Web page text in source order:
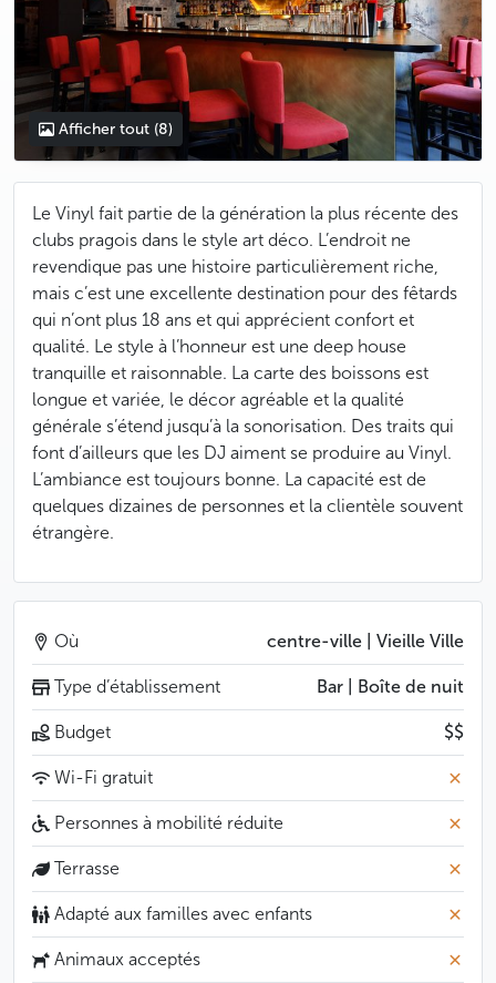
Afficher tout (8)
Le Vinyl fait partie de la génération la plus récente des
clubs pragois dans le style art déco. L’endroit ne
revendique pas une histoire particulièrement riche,
mais c’est une excellente destination pour des fêtards
qui n’ont plus 18 ans et qui apprécient confort et
qualité. Le style à l’honneur est une deep house
tranquille et raisonnable. La carte des boissons est
longue et variée, le décor agréable et la qualité
générale s’étend jusqu’à la sonorisation. Des traits qui
font d’ailleurs que les DJ aiment se produire au Vinyl.
L’ambiance est toujours bonne. La capacité est de
quelques dizaines de personnes et la clientèle souvent
étrangère.
Où centre-ville | Vieille Ville
Type d’établissement Bar | Boîte de nuit
Budget $$
Wi-Fi gratuit
Personnes à mobilité réduite
Terrasse
Adapté aux familles avec enfants
Animaux acceptés